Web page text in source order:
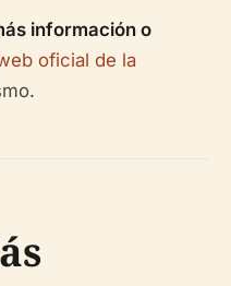
información o
oficial de la